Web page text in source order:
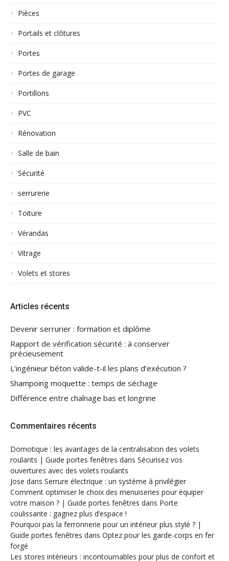
Pièces
Portails et clôtures
Portes
Portes de garage
Portillons
PVC
Rénovation
Salle de bain
Sécurité
serrurerie
Toiture
Vérandas
Vitrage
Volets et stores
Articles récents
Devenir serrurier : formation et diplôme
Rapport de vérification sécurité : à conserver
précieusement
L’ingénieur béton valide-t-il les plans d’exécution ?
Shampoing moquette : temps de séchage
Différence entre chaînage bas et longrine
Commentaires récents
Domotique : les avantages de la centralisation des volets
roulants | Guide portes fenêtres dans Sécurisez vos
ouvertures avec des volets roulants
Jose dans Serrure électrique : un système à privilégier
Comment optimiser le choix des menuiseries pour équiper
votre maison ? | Guide portes fenêtres dans Porte
coulissante : gagnez plus d’espace !
Pourquoi pas la ferronnerie pour un intérieur plus stylé ? |
Guide portes fenêtres dans Optez pour les garde-corps en fer
forgé
Les stores intérieurs : incontournables pour plus de confort et